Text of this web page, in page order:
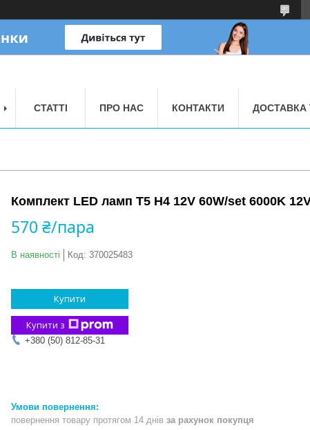
СТАТТІ ПРО НАС КОНТАКТИ ДОСТАВКА
Комплект LED ламп T5 H4 12V 60W/set 6000K
570 ₴/пара
В наявності Код: 370025483
Купити
Купити з
+380 (50) 812-85-31
повернення товару протягом 14 днів за рахунок покупця